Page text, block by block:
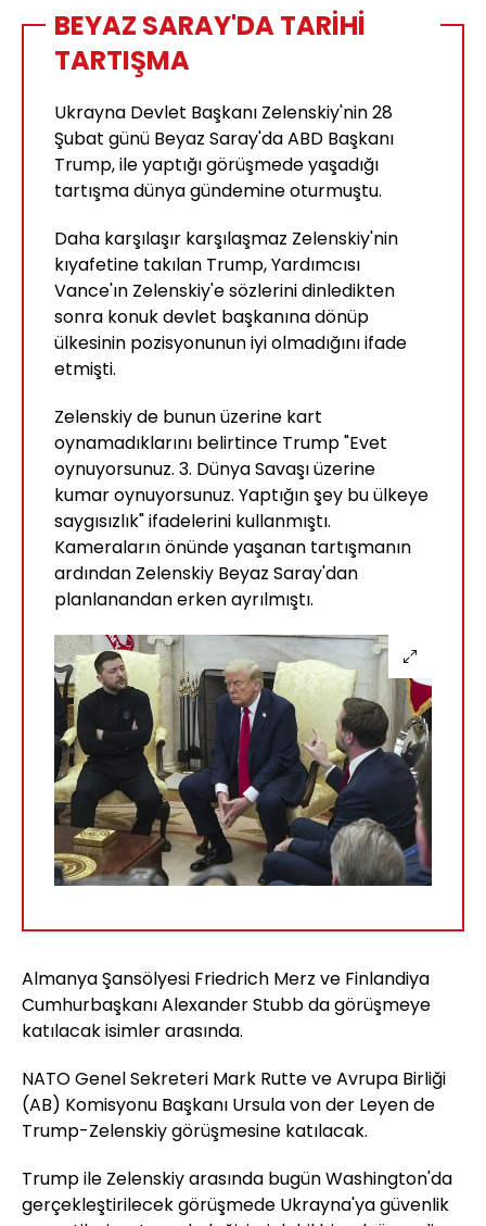
BEYAZ SARAY'DA TARİHİ
TARTIŞMA
Ukrayna Devlet Başkanı Zelenskiy'nin 28
Şubat günü Beyaz Saray'da ABD Başkanı
Trump, ile yaptığı görüşmede yaşadığı
tartışma dünya gündemine oturmuştu.
Daha karşılaşır karşılaşmaz Zelenskiy'nin
kıyafetine takılan Trump, Yardımcısı
Vance'ın Zelenskiy'e sözlerini dinledikten
sonra konuk devlet başkanına dönüp
ülkesinin pozisyonunun iyi olmadığını ifade
etmişti.
Zelenskiy de bunun üzerine kart
oynamadıklarını belirtince Trump "Evet
oynuyorsunuz. 3. Dünya Savaşı üzerine
kumar oynuyorsunuz. Yaptığın şey bu ülkeye
saygısızlık" ifadelerini kullanmıştı.
Kameraların önünde yaşanan tartışmanın
ardından Zelenskiy Beyaz Saray'dan
planlanandan erken ayrılmıştı.
Almanya Şansölyesi Friedrich Merz ve Finlandiya
Cumhurbaşkanı Alexander Stubb da görüşmeye
katılacak isimler arasında.
NATO Genel Sekreteri Mark Rutte ve Avrupa Birliği
(AB) Komisyonu Başkanı Ursula von der Leyen de
Trump-Zelenskiy görüşmesine katılacak.
Trump ile Zelenskiy arasında bugün Washington'da
gerçekleştirilecek görüşmede Ukrayna'ya güvenlik